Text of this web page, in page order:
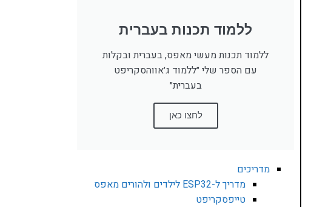
ללמוד תכנות בעברית
ללמוד תכנות מעשי מאפס, בעברית ובקלות
עם הספר שלי ״ללמוד ג׳אווהסקריפט
בעברית״
לחצו כאן
מדריכים
מדריך ל-ESP32 לילדים ולהורים מאפס
טייפסקריפט